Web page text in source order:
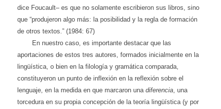
dice Foucault– es que no solamente escribieron sus libros, sino
que “produjeron algo más: la posibilidad y la regla de formación
de otros textos.” (1984: 67)
En nuestro caso, es importante destacar que las
aportaciones de estos tres autores, formados inicialmente en la
lingüística, o bien en la filología y gramática comparada,
constituyeron un punto de inflexión en la reflexión sobre el
lenguaje, en la medida en que marcaron una diferencia , una
torcedura en su propia concepción de la teoría lingüística (y por